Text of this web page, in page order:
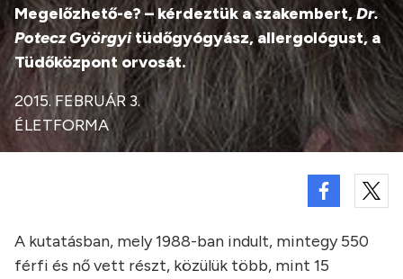
Megelőzhető-e? – kérdeztük a szakembert,Dr.
Potecz Györgyitüdőgyógyász, allergológust, a
Tüdőközpont orvosát.
2015. FEBRUÁR 3.
ÉLETFORMA
A kutatásban, mely 1988-ban indult, mintegy 550
férfi és nő vett részt, közülük több, mint 15